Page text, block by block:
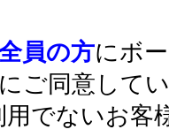
員の方にボ
にご同意して
用でないお客